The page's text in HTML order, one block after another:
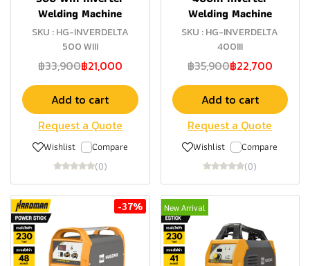
Welding Machine
SKU : HG-INVERDELTA
500 WIII
฿33,900฿21,000
Add to cart
Request a Quote
Wishlist Compare
(0)
Welding Machine
SKU : HG-INVERDELTA
400III
฿35,900฿22,700
Add to cart
Request a Quote
Wishlist Compare
(0)
-37% New Arrival